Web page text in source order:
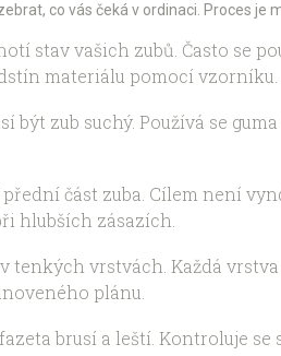
co vás čeká v ordinaci. Proces je
stav vašich zubů. Často se
materiálu pomocí vzorníku.
být zub suchý. Používá se
část zuba. Cílem není
hlubších zásazích.
tenkých vrstvách. Každá
plánu.
brusí a leští. Kontroluje